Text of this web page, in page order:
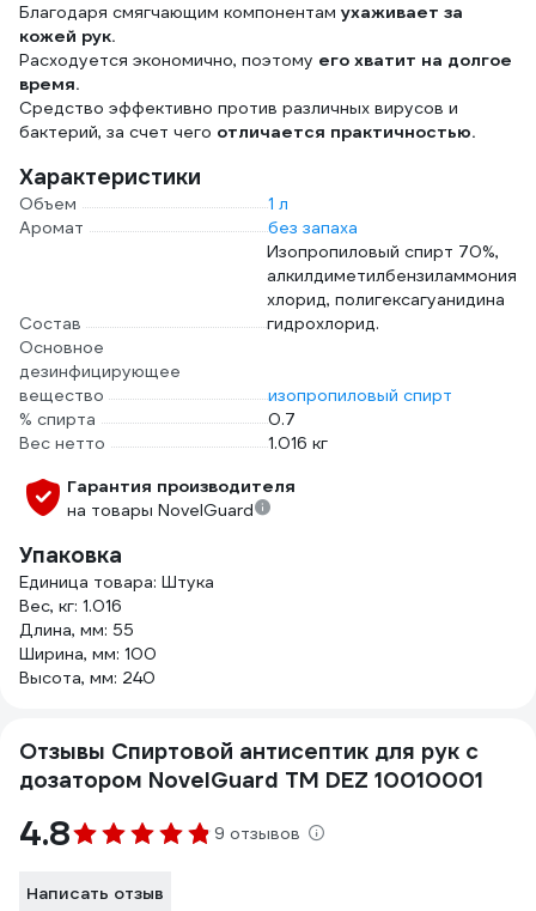
Благодаря смягчающим компонентам ухаживает за
кожей рук.
Расходуется экономично, поэтому его хватит на долгое
время.
Средство эффективно против различных вирусов и
бактерий, за счет чего отличается практичностью.
Характеристики
Объем
1 л
Аромат
без запаха
Состав
Изопропиловый спирт 70%,
алкилдиметилбензиламмония
хлорид, полигексагуанидина
гидрохлорид.
Основное
дезинфицирующее
вещество
изопропиловый спирт
% спирта
0.7
Вес нетто
1.016 кг
Гарантия производителя
на товары NovelGuard
Упаковка
Единица товара: Штука
Вес, кг: 1.016
Длина, мм: 55
Ширина, мм: 100
Высота, мм: 240
Отзывы Спиртовой антисептик для рук с
дозатором NovelGuard ТМ DEZ 10010001
4.8 9 отзывов
Написать отзыв